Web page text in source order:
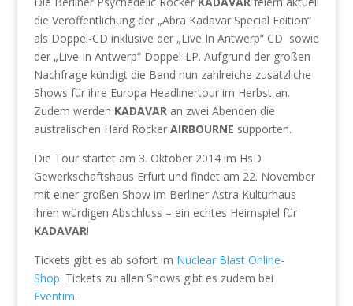
die Veröffentlichung der „Abra Kadavar Special Edition“
als Doppel-CD inklusive der „Live In Antwerp“ CD sowie
der „Live In Antwerp“ Doppel-LP. Aufgrund der großen
Nachfrage kündigt die Band nun zahlreiche zusätzliche
Shows für ihre Europa Headlinertour im Herbst an.
Zudem werden KADAVARan zwei Abenden die
australischen Hard Rocker AIRBOURNE supporten.
Die Tour startet am 3. Oktober 2014 im HsD
Gewerkschaftshaus Erfurt und findet am 22. November
mit einer großen Show im Berliner Astra Kulturhaus
ihren würdigen Abschluss – ein echtes Heimspiel für
KADAVAR!
Tickets gibt es ab sofort im Nuclear Blast Online-
Shop. Tickets zu allen Shows gibt es zudem bei
Eventim.